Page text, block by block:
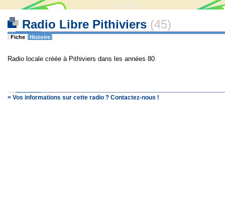
Contact
Radio Libre Pithiviers (45)
| Fiche | Histoire |
Radio locale créée à Pithiviers dans les années 80
> Vos informations sur cette radio ? Contactez-nous !